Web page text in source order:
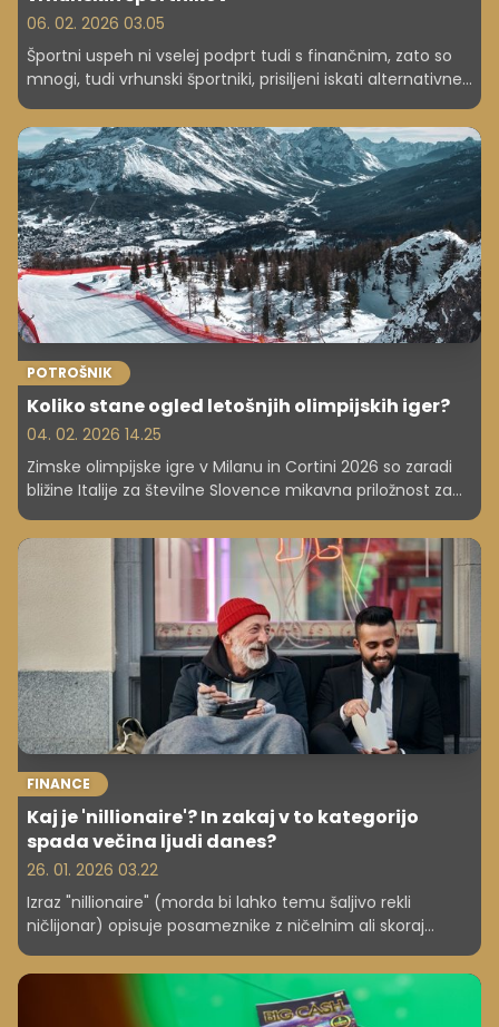
06. 02. 2026 03.05
Športni uspeh ni vselej podprt tudi s finančnim, zato so
mnogi, tudi vrhunski športniki, prisiljeni iskati alternativne
naših zahodnih sosedih se za olimpijsko medaljo bori tudi
nemška svetovna prvakinja v bobu Lisa Buckwitz, ki se je
pred letom dni odločila za sodelovanje z erotično
platformo OnlyFans, da lahko še naprej finančno sledi
zahtevam modernega športa.
POTROŠNIK
Koliko stane ogled letošnjih olimpijskih iger?
04. 02. 2026 14.25
Zimske olimpijske igre v Milanu in Cortini 2026 so zaradi
bližine Italije za številne Slovence mikavna priložnost za
navdušenju nad športnim spektaklom se hitro pojavi
ključno vprašanje: koliko stane obisk olimpijskih iger in
kateri stroški so pri tem najpomembnejši?
FINANCE
Kaj je 'nillionaire'? In zakaj v to kategorijo
spada večina ljudi danes?
26. 01. 2026 03.22
Izraz "nillionaire" (morda bi lahko temu šaljivo rekli
ničlijonar) opisuje posameznike z ničelnim ali skoraj
neenakosti narašča. Kaj pomeni biti ničlijonar in zakaj
vanj spada tako velik del svetovnega prebivalstva?